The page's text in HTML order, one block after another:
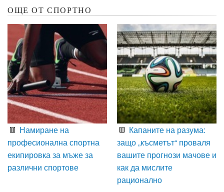
ОЩЕ ОТ СПОРТНО
Намиране на
професионална спортна
екипировка за мъже за
различни спортове
Капаните на разума:
защо „късметът“ проваля
вашите прогнози мачове и
как да мислите
рационално